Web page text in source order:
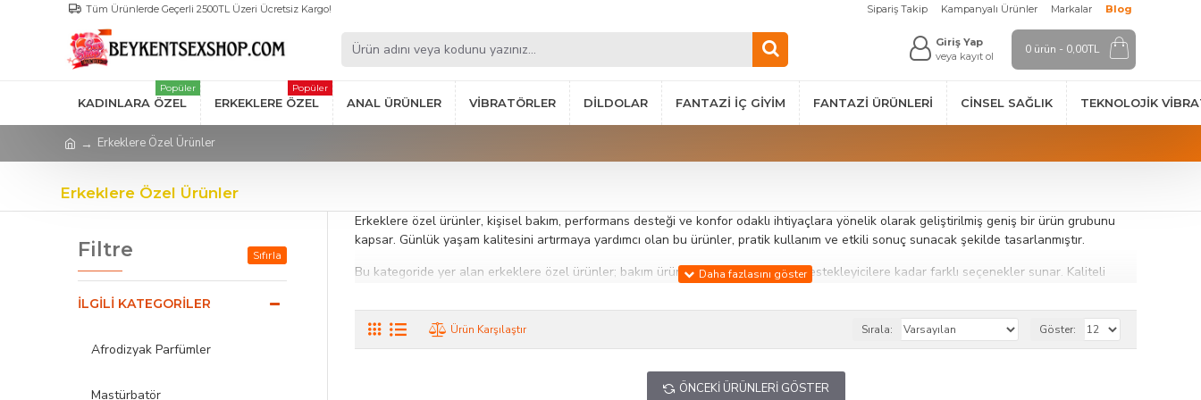
Tüm Ürünlerde Geçerli 2500TL Üzeri Ücretsiz Kargo! Sipariş Takip Kampanyalı Ürünler Markalar Blog
Giriş Yap
veya kayıt ol
0 ürün - 0,00TL
KADINLARA ÖZEL
Popüler
ERKEKLERE ÖZEL
Popüler
ANAL ÜRÜNLER VIBRATÖRLER DILDOLAR FANTAZI İÇ GIYIM FANTAZI ÜRÜNLERI CINSEL SAĞLIK TEKNOLOJIK
Erkeklere Özel Ürünler
Erkeklere Özel Ürünler
Filtre Sıfırla
İLGILI KATEGORILER
Afrodizyak Parfümler
Mastürbatör
Erkeklere özel ürünler, kişisel bakım, performans desteği ve konfor odaklı ihtiyaçlara yönelik olarak geliştirilmiş geniş bir ürün grubunu
kapsar. Günlük yaşam kalitesini artırmaya yardımcı olan bu ürünler, pratik kullanım ve etkili sonuç sunacak şekilde tasarlanmıştır.
Bu kategoride yer alan erkeklere özel ürünler; bakım ürünlerinden performans destekleyicilere kadar farklı seçenekler sunar. Kaliteli
her kullanıcıya uygun alternatifler bulunur.
Erkeklere yönelik bu ürünler, bireysel kullanımın yanı sıra çiftler için de deneyimi destekleyici özellikler sunabilir. Doğru ürün seçimi ile
Ürün Karşılaştır Sırala: Göster:
ÖNCEKI ÜRÜNLERI GÖSTER